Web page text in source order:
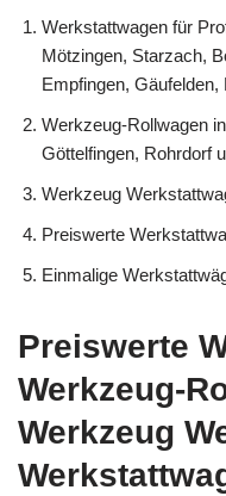
Werkstattwagen für
Mötzingen, Starzach,
Empfingen, Gäufelden,
Werkzeug-Rollwagen
Göttelfingen, Rohrdorf
Werkzeug
Preiswerte
Einmalige
Preiswerte
Werkzeug-
Werkzeug